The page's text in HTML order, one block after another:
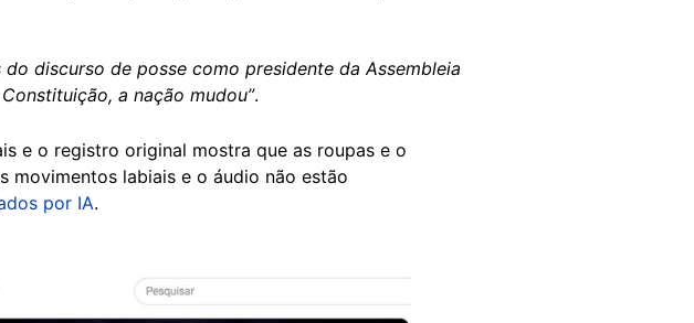
do discurso de posse como presidente da Assembleia
a nação mudou”.
e o registro original mostra que as roupas e o
labiais e o áudio não estão
por IA.